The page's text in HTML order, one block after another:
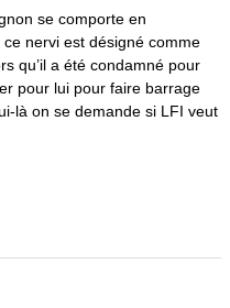
se comporte en
nervi est désigné comme
qu’il a été condamné pour
pour lui pour faire barrage
là on se demande si LFI veut